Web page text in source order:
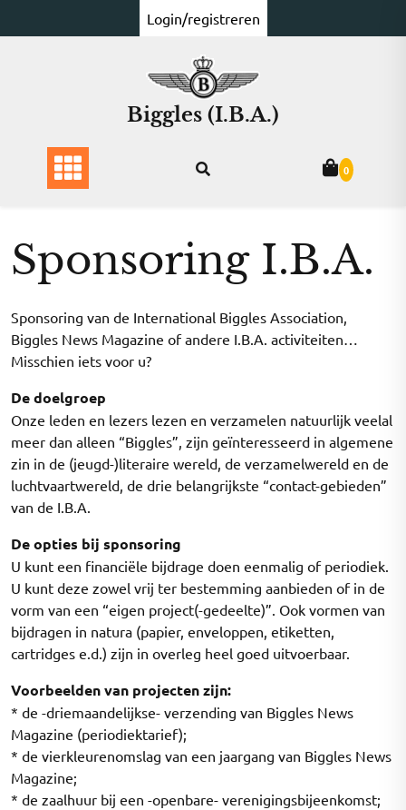
naar
Login/registreren
Biggles (I.B.A.)
0
Sponsoring I.B.A.
Sponsoring van de International Biggles Association,
Biggles News Magazine of andere I.B.A. activiteiten…
Misschien iets voor u?
De doelgroep
Onze leden en lezers lezen en verzamelen natuurlijk veelal
meer dan alleen “Biggles”, zijn geïnteresseerd in algemene
zin in de (jeugd-)literaire wereld, de verzamelwereld en de
luchtvaartwereld, de drie belangrijkste “contact-gebieden”
van de I.B.A.
De opties bij sponsoring
U kunt een financiële bijdrage doen eenmalig of periodiek.
U kunt deze zowel vrij ter bestemming aanbieden of in de
vorm van een “eigen project(-gedeelte)”. Ook vormen van
bijdragen in natura (papier, enveloppen, etiketten,
cartridges e.d.) zijn in overleg heel goed uitvoerbaar.
Voorbeelden van projecten zijn:
* de -driemaandelijkse- verzending van Biggles News
Magazine (periodiektarief);
* de vierkleurenomslag van een jaargang van Biggles News
Magazine;
* de zaalhuur bij een -openbare- verenigingsbijeenkomst;